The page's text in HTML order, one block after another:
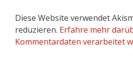
Diese Website verwendet
reduzieren. Erfahre mehr
Kommentardaten verarbeitet